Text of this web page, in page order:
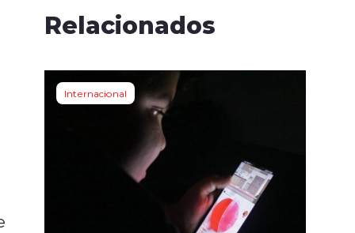
Relacionados
Internacional